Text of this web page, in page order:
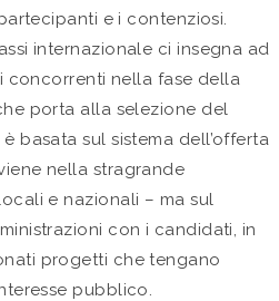
e i contenziosi.
internazionale ci insegna ad
concorrenti nella fase della
porta alla selezione del
basata sul sistema dell’offerta
nella stragrande
e nazionali – ma sul
con i candidati, in
progetti che tengano
pubblico.